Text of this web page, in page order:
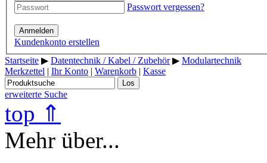
Passwort vergessen?
Anmelden
Kundenkonto erstellen
Startseite ▶ Datentechnik / Kabel / Zubehör▶ Modulartechnik
Merkzettel | Ihr Konto | Warenkorb | Kasse
Los
erweiterte Suche
top ⇑
Mehr über...